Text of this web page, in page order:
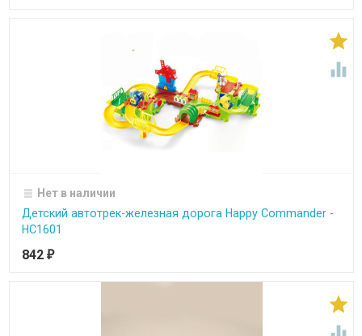


Нет в наличии
Детский автотрек-железная дорога Happy Commander -
HC1601
842 ₽
